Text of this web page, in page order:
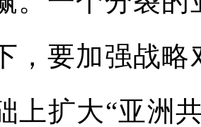
，要加强战
上扩大“亚洲